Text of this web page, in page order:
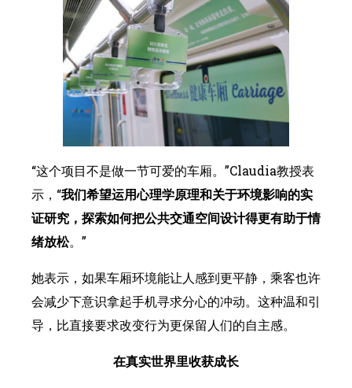
“这个项目不是做一节可爱的车厢。”Claudia教授表
示，“我们希望运用心理学原理和关于环境影响的实
证研究，探索如何把公共交通空间设计得更有助于情
绪放松。”
她表示，如果车厢环境能让人感到更平静，乘客也许
会减少下意识拿起手机寻求分心的冲动。这种温和引
导，比直接要求改变行为更保留人们的自主感。
在真实世界里收获成长